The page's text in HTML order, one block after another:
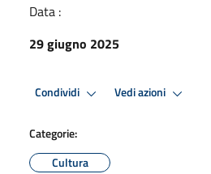
Data :
29 giugno 2025
Condividi Vedi azioni
Categorie:
Cultura